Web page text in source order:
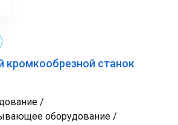
кромкообрезной станок
/
оборудование /